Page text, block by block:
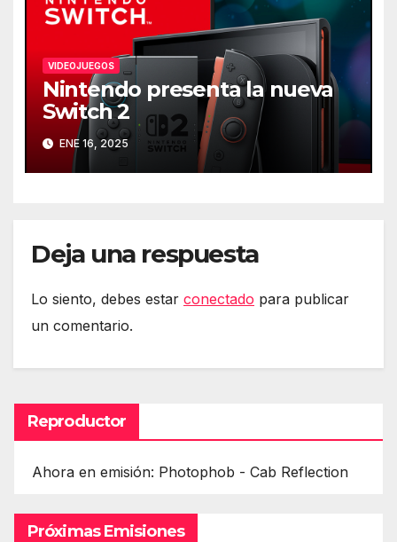
VIDEOJUEGOS
Nintendo presenta la nueva
Switch 2
ENE 16, 2025
Deja una respuesta
Lo siento, debes estar conectado para publicar
un comentario.
Reproductor
Ahora en emisión: Photophob - Cab Reflection
Próximas Emisiones